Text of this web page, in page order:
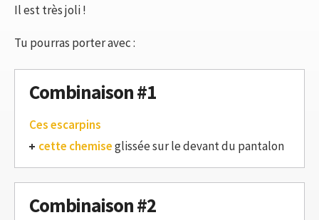
Il est très joli !
Tu pourras porter avec :
Combinaison #1
Ces escarpins
cette chemiseglissée sur le devant du pantalon
Combinaison #2